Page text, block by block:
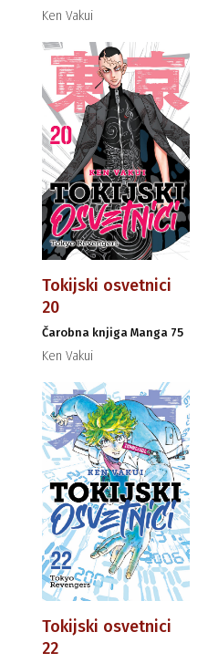
Ken Vakui
Tokijski osvetnici
20
Čarobna knjiga Manga 75
Ken Vakui
Tokijski osvetnici
22